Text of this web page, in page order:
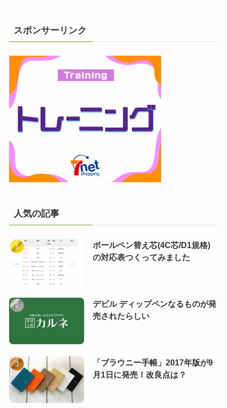
スポンサーリンク
人気の記事
ボールペン替え芯(4C芯/D1規格)
の対応表つくってみました
デビル ディップペンなるものが発
売されたらしい
「ブラウニー手帳」2017年版が9
月1日に発売！改良点は？